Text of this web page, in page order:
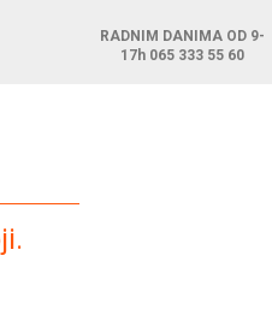
RADNIM DANIMA OD 9-
17h 065 333 55 60